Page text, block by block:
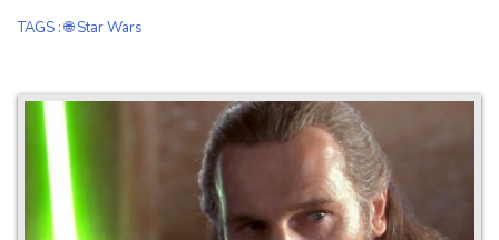
TAGS :🌐 Star Wars